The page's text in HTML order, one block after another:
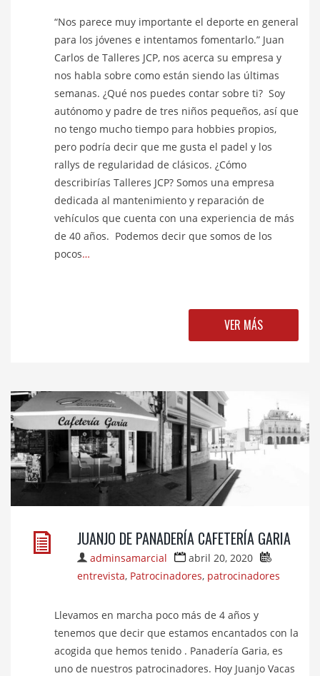
“Nos parece muy importante el deporte en general
para los jóvenes e intentamos fomentarlo.” Juan
Carlos de Talleres JCP, nos acerca su empresa y
nos habla sobre como están siendo las últimas
semanas. ¿Qué nos puedes contar sobre ti? Soy
autónomo y padre de tres niños pequeños, así que
no tengo mucho tiempo para hobbies propios,
pero podría decir que me gusta el padel y los
rallys de regularidad de clásicos. ¿Cómo
describirías Talleres JCP? Somos una empresa
dedicada al mantenimiento y reparación de
vehículos que cuenta con una experiencia de más
de 40 años. Podemos decir que somos de los
pocos…
VER MÁS
JUANJO DE PANADERÍA CAFETERÍA GARIA
adminsamarcial
abril 20, 2020
entrevista, Patrocinadores, patrocinadores
Llevamos en marcha poco más de 4 años y
tenemos que decir que estamos encantados con la
acogida que hemos tenido . Panadería Garia, es
uno de nuestros patrocinadores. Hoy Juanjo Vacas